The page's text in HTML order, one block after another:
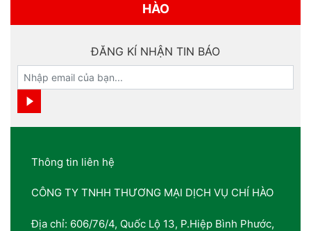
HÀO
ĐĂNG KÍ NHẬN TIN BÁO
Thông tin liên hệ
CÔNG TY TNHH THƯƠNG MẠI DỊCH VỤ CHÍ HÀO
Địa chỉ: 606/76/4, Quốc Lộ 13, P.Hiệp Bình Phước,